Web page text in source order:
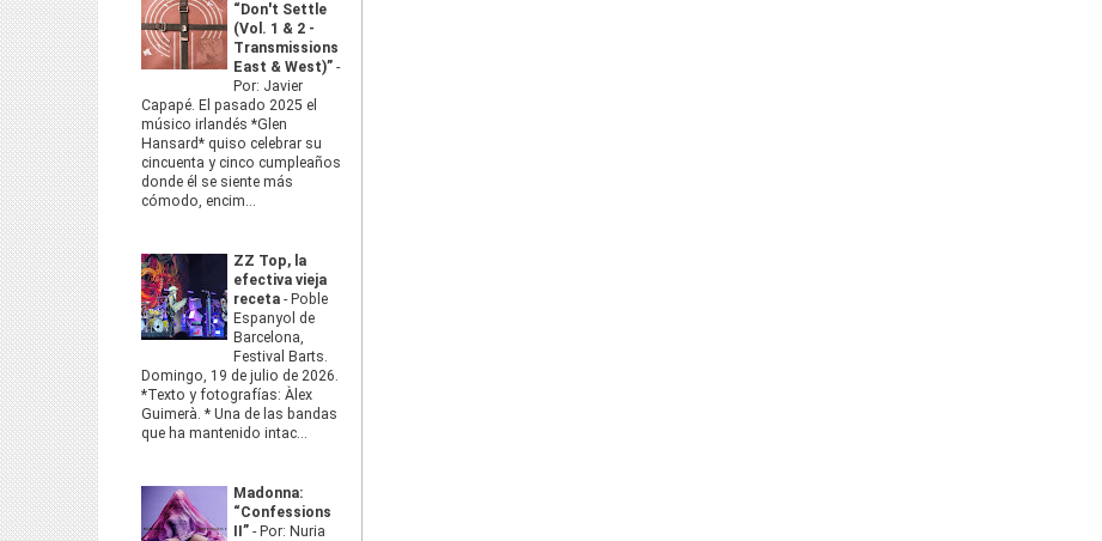
“Don't Settle
(Vol. 1 & 2 -
Transmissions
East & West)” -
Por: Javier
Capapé. El pasado 2025 el
músico irlandés *Glen
Hansard* quiso celebrar su
cincuenta y cinco cumpleaños
donde él se siente más
cómodo, encim...
ZZ Top, la
efectiva vieja
receta - Poble
Espanyol de
Barcelona,
Festival Barts.
Domingo, 19 de julio de 2026.
*Texto y fotografías: Àlex
Guimerà. * Una de las bandas
que ha mantenido intac...
Madonna:
“Confessions
II” - Por: Nuria